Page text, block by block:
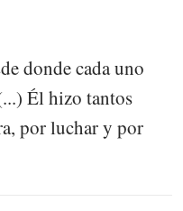
donde cada uno
Él hizo tantos
por luchar y por